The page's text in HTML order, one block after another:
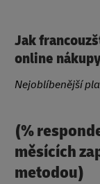
Jak
online
Nejoblíbenější
(%
měsících
metodou)